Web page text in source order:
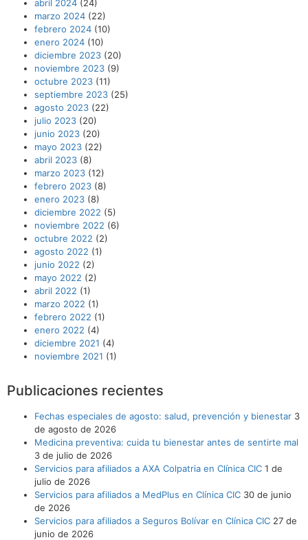
abril 2024 (24)
marzo 2024 (22)
febrero 2024 (10)
enero 2024 (10)
diciembre 2023 (20)
noviembre 2023 (9)
octubre 2023 (11)
septiembre 2023 (25)
agosto 2023 (22)
julio 2023 (20)
junio 2023 (20)
mayo 2023 (22)
abril 2023 (8)
marzo 2023 (12)
febrero 2023 (8)
enero 2023 (8)
diciembre 2022 (5)
noviembre 2022 (6)
octubre 2022 (2)
agosto 2022 (1)
junio 2022 (2)
mayo 2022 (2)
abril 2022 (1)
marzo 2022 (1)
febrero 2022 (1)
enero 2022 (4)
diciembre 2021 (4)
noviembre 2021 (1)
Publicaciones recientes
Fechas especiales de agosto: salud, prevención y bienestar 3
de agosto de 2026
Medicina preventiva: cuida tu bienestar antes de sentirte mal
3 de julio de 2026
Servicios para afiliados a AXA Colpatria en Clínica CIC 1 de
julio de 2026
Servicios para afiliados a MedPlus en Clínica CIC 30 de junio
de 2026
Servicios para afiliados a Seguros Bolívar en Clínica CIC 27 de
junio de 2026